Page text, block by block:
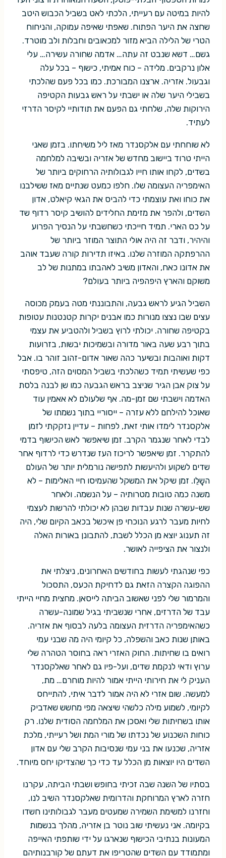
להיות במיטה עם רעייתי, הלכתי לאט בשביל הכבוש היטב
שחצה את היער הפתוח. שאפתי שאיפה עמוקה, והניחוח
הטרי של הלילה הביא מזור למכאובים וחבלות ולב מוטרד.
גשם… דשא שנבט זה עתה… אדמה שחורה עשירה… עלי
אלון נרקבים. מלידה – כוח אמיתי, כישוף – בכל עלה
וגבעול. אזריה. ארצנו המבורכת. כמו בכל פעם שהלכתי
בשבילי היער שלה או ישבתי על ראש גבעות הקטיפה
הירוקות שלה, שלחתי גם הפעם את תודותיי לקיסר הדרזי
לעתיד.
לא שוחחתי עם אלקסנדר מאז ליל משיחתו. בזמן שאני
הייתי טרוד ביישוב מחדש של אזריה ובשיבה למלחמה
בשדים, לקחו אותו חייו לגבולותיה הרחוקים ביותר של
האימפריה העצומה שלו. חלפו כמעט שנתיים מאז ששילבנו
את כוחו ואת עוצמתי כדי להביס את הגאי קיאלט, אדון
השדים, ולהפר את מזימת החלידים להושיב קיסר רדוף שד
על כס הארי. תמיד חייכתי כשחשבתי על הנסיך הפרוע
והיהיר, ודבר זה היה אולי התוצר המוזר ביותר של
ההרפתקה המוזרה שלנו. באיזו תדירות קורה שעבד אוהב
את אדונו כאח, והאדון משיב לאהבתו במתנות של לב
משוקם והארץ היפהפיה ביותר בעולם?
השביל הגיע לראש גבעה, והתבוננתי מטה בעמק מכוסה
עצים שבו נצצו מנורות כמו אבנים יקרות קטנטנות עטופות
בקטיפה שחורה. יכולתי לרוץ בשביל ולהטביע את עצמי
בתוך רבע שעה באור מדורה ובשמיכות יבשות, בזרועות
דקות ואוהבות ובשיער כהה שאור אדום-זהוב זוהר בו. אבל
כפי שעשיתי תמיד כשהלכתי בשביל המסוים הזה, טיפסתי
על צוק אבן הגיר שניצב בראש הגבעה כמו שן לבנה בלסת
האדמה וישבתי שם זמן-מה. אף שלעולם לא אאמין עוד
שאוכל להילחם ללא עזרה – ייסוריי בתוך נשמתו של
אלקסנדר לימדו אותי זאת, לפחות – עדיין נזקקתי לזמן
לבדי לאחר שנגמר הקרב. זמן שיאפשר לאש הכישוף בדמי
להתקרר. זמן שיאפשר לריכוז העז שנדרש כדי לרדוף אחר
שדים לשקוע ולהיעשות לתפישה נורמלית יותר של העולם
השָלֵו. זמן שיקל את המשקל שהעמיסו חיי האלימות – לא
משנה כמה טובות מטרותיה – על הנשמה. ולאחר
שש-עשרה שנות עבדות שבהן לא יכולתי להרשות לעצמי
לחיות מעבר לרגע הנוכחי פן איכשל בכאב הקיום שלי, היה
זה תענוג יוצא מן הכלל לשבת, להתבונן באורות האלה
ולנצור את הציפייה לאושר.
כפי שנהגתי לעשות בחודשים האחרונים, ניצלתי את
ההפוגה הקצרה הזאת גם לדחיקת הכעס, התסכול
והמרמור שלי לפני שאשוב הביתה לייסאן. מחצית מחיי הייתי
עבד של הדרזים, אחרי שנשביתי בגיל שמונה-עשרה
כשהאימפריה הדרזית העצומה בלעה לבסוף את אזריה.
באותן שנות כאב והשפלה, כל קיומי היה מה שבני עמי
רואים בו שחיתות. החוק האזרי ראה בחוסר הטהרה שלי
ערוץ ודאי לנקמת שדים, ועל-פיו גם לאחר שאלקסנדר
העניק לי את חירותי הייתי אמור להיות מוחרם… מת,
למעשה. שום אזרי לא היה אמור לדבר איתי, להתייחס
לקיומי, לשמוע מילה כלשהי שיצאה מפי מחשש שאדביק
אותו בשחיתות שלי ואסכן את המלחמה הסודית שלנו. רק
כוחות השכנוע של נכדתו של מורי המת ושל רעייתי, מלכת
אזריה, שכנעו את בני עמי שנסיבות הקרב שלי עם אדון
השדים היו יוצאות מן הכלל עד כדי כך שהצדיקו יחס מיוחד.
בסתיו של השנה שבה זכיתי בחופש ושבתי הביתה, עקרנו
חזרה לארץ המרוחקת והדרומית שאלקסנדר השיב לנו,
וחזרנו למשימת השמירה שמעטים מעבר לגבולותינו חשדו
בקיומה. אני נעשיתי שוב נוטר בן אזריה, מהלך בנשמות
המעונות בנתיבי הכישוף שנארגו על ידי שותפתי האייפה
ומתמודד עם השדים שהטריפו את דעתם של קורבנותיהם